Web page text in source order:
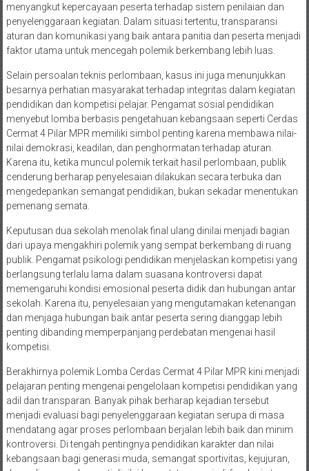
menyangkut kepercayaan peserta terhadap sistem penilaian dan
penyelenggaraan kegiatan. Dalam situasi tertentu, transparansi
aturan dan komunikasi yang baik antara panitia dan peserta menjadi
faktor utama untuk mencegah polemik berkembang lebih luas.
Selain persoalan teknis perlombaan, kasus ini juga menunjukkan
besarnya perhatian masyarakat terhadap integritas dalam kegiatan
pendidikan dan kompetisi pelajar. Pengamat sosial pendidikan
menyebut lomba berbasis pengetahuan kebangsaan seperti Cerdas
Cermat 4 Pilar MPR memiliki simbol penting karena membawa nilai-
nilai demokrasi, keadilan, dan penghormatan terhadap aturan.
Karena itu, ketika muncul polemik terkait hasil perlombaan, publik
cenderung berharap penyelesaian dilakukan secara terbuka dan
mengedepankan semangat pendidikan, bukan sekadar menentukan
pemenang semata.
Keputusan dua sekolah menolak final ulang dinilai menjadi bagian
dari upaya mengakhiri polemik yang sempat berkembang di ruang
publik. Pengamat psikologi pendidikan menjelaskan kompetisi yang
berlangsung terlalu lama dalam suasana kontroversi dapat
memengaruhi kondisi emosional peserta didik dan hubungan antar
sekolah. Karena itu, penyelesaian yang mengutamakan ketenangan
dan menjaga hubungan baik antar peserta sering dianggap lebih
penting dibanding memperpanjang perdebatan mengenai hasil
kompetisi.
Berakhirnya polemik Lomba Cerdas Cermat 4 Pilar MPR kini menjadi
pelajaran penting mengenai pengelolaan kompetisi pendidikan yang
adil dan transparan. Banyak pihak berharap kejadian tersebut
menjadi evaluasi bagi penyelenggaraan kegiatan serupa di masa
mendatang agar proses perlombaan berjalan lebih baik dan minim
kontroversi. Di tengah pentingnya pendidikan karakter dan nilai
kebangsaan bagi generasi muda, semangat sportivitas, kejujuran,